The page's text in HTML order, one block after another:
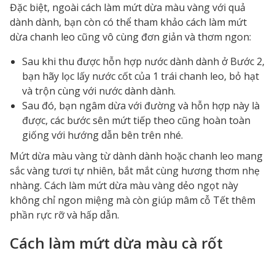
Đặc biệt, ngoài cách làm mứt dừa màu vàng với quả
dành dành, bạn còn có thể tham khảo cách làm mứt
dừa chanh leo cũng vô cùng đơn giản và thơm ngon:
Sau khi thu được hỗn hợp nước dành dành ở Bước 2,
bạn hãy lọc lấy nước cốt của 1 trái chanh leo, bỏ hạt
và trộn cùng với nước dành dành.
Sau đó, bạn ngâm dừa với đường và hỗn hợp này là
được, các bước sên mứt tiếp theo cũng hoàn toàn
giống với hướng dẫn bên trên nhé.
Mứt dừa màu vàng từ dành dành hoặc chanh leo mang
sắc vàng tươi tự nhiên, bắt mắt cùng hương thơm nhẹ
nhàng. Cách làm mứt dừa màu vàng dẻo ngọt này
không chỉ ngon miệng mà còn giúp mâm cỗ Tết thêm
phần rực rỡ và hấp dẫn.
Cách làm mứt dừa màu cà rốt